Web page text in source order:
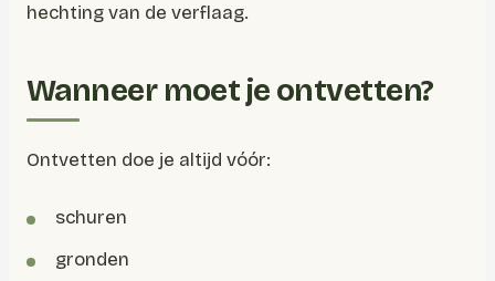
hechting van de verflaag.
Wanneer moet je ontvetten?
Ontvetten doe je altijd vóór:
schuren
gronden